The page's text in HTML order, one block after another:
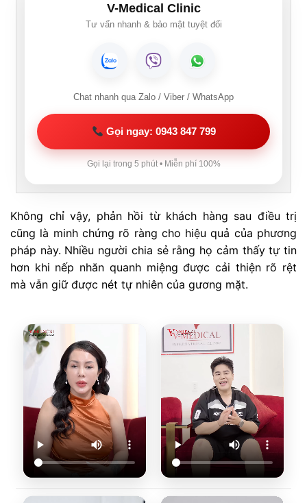
V-Medical Clinic
Tư vấn nhanh & bảo mật tuyệt đối
Chat nhanh qua Zalo / Viber / WhatsApp
Gọi ngay: 0943 847 799
Gọi lại trong 5 phút • Miễn phí 100%
Không chỉ vậy, phản hồi từ khách hàng sau điều trị
cũng là minh chứng rõ ràng cho hiệu quả của phương
pháp này. Nhiều người chia sẻ rằng họ cảm thấy tự tin
hơn khi nếp nhăn quanh miệng được cải thiện rõ rệt
mà vẫn giữ được nét tự nhiên của gương mặt.